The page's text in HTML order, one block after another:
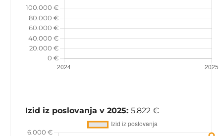
Izid iz poslovanja v 2025: 5.822 €